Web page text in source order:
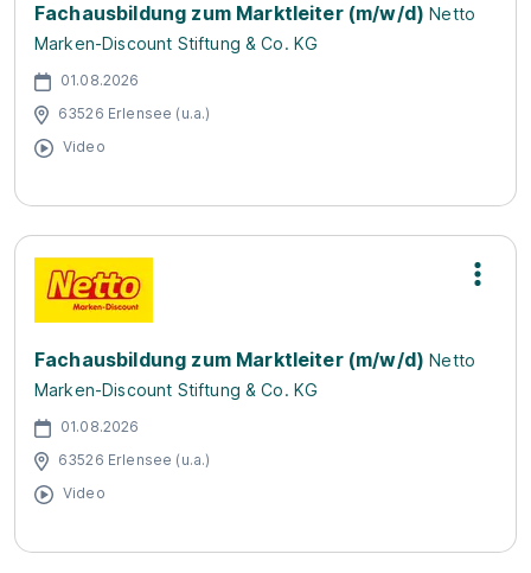
Fachausbildung zum Marktleiter (m/w/d) Netto
Marken-Discount Stiftung & Co. KG
01.08.2026
63526 Erlensee (u.a.)
Video
Fachausbildung zum Marktleiter (m/w/d) Netto
Marken-Discount Stiftung & Co. KG
01.08.2026
63526 Erlensee (u.a.)
Video